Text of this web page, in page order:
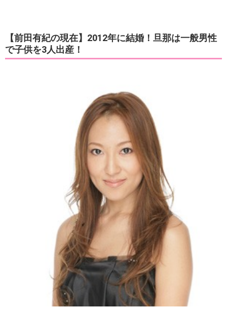
【前田有紀の現在】2012年に結婚！旦那は一般男性
で子供を3人出産！